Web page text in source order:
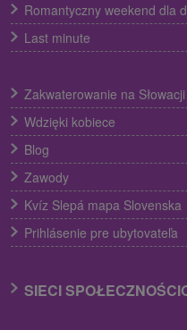
Romantyczny weekend dla
Last minute
Zakwaterowanie na Słowacji
Wdzięki kobiece
Blog
Zawody
Kvíz Slepá mapa Slovenska
Prihlásenie pre ubytovateľa
SIECI